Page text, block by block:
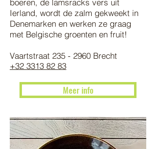
boeren, de lamsracks vers uit
Ierland, wordt de zalm gekweekt in
Denemarken en werken ze graag
met Belgische groenten en fruit!
Vaartstraat 235 - 2960 Brecht
+32 3313 82 83
Meer info